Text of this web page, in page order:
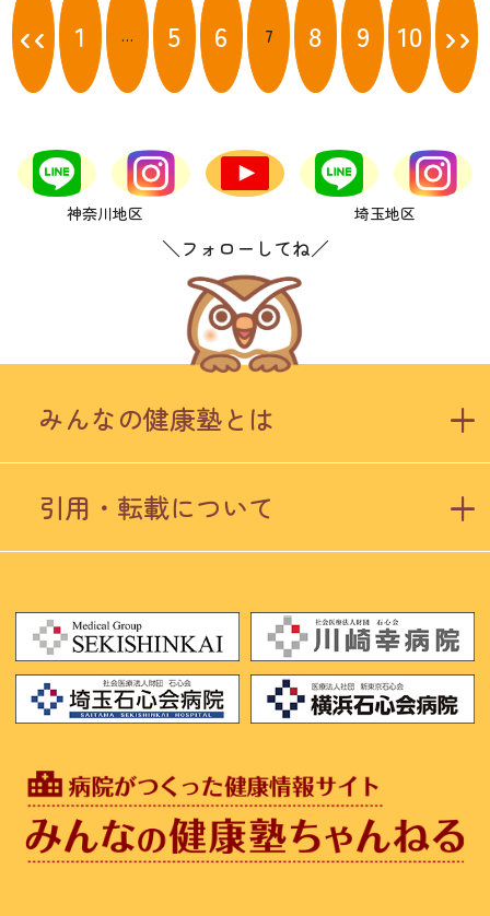
稿
ナ
ビ
ゲ
ョ
ン
‹‹ 1 … 5 6 7 8 9 10 ››
＼フォローしてね／
神奈川地区 埼玉地区
みんなの健康塾とは
引用・転載について